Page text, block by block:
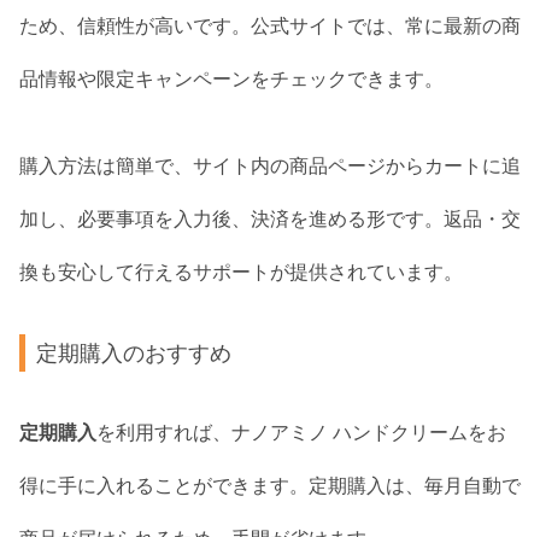
ため、信頼性が高いです。公式サイトでは、常に最新の商
品情報や限定キャンペーンをチェックできます。
購入方法は簡単で、サイト内の商品ページからカートに追
加し、必要事項を入力後、決済を進める形です。返品・交
換も安心して行えるサポートが提供されています。
定期購入のおすすめ
定期購入を利用すれば、ナノアミノ ハンドクリームをお
得に手に入れることができます。定期購入は、毎月自動で